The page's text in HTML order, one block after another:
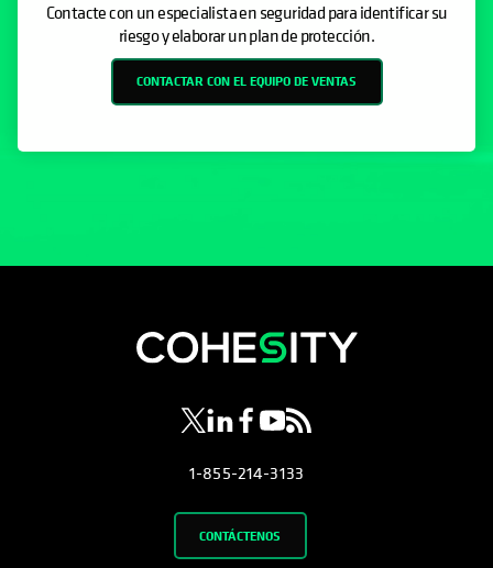
Contacte con un especialista en seguridad para identificar su
riesgo y elaborar un plan de protección.
CONTACTAR CON EL EQUIPO DE VENTAS
se abre en una pestaña nueva
se abre en una pestaña nueva
se abre en una pestaña nueva
se abre en una pestaña
se abre en una pestaña
1-855-214-3133
CONTÁCTENOS